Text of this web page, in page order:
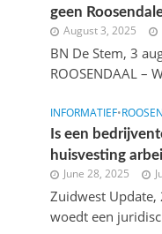
geen
August 3, 2025
BN De Stem, 3
ROOSENDAAL –
INFORMATIEF•
Is een
huisvesting
June 28, 2025
Zuidwest Update,
woedt een